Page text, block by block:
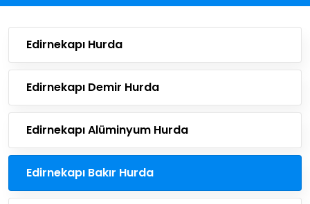
Edirnekapı Hurda
Edirnekapı Demir Hurda
Edirnekapı Alüminyum Hurda
Edirnekapı Bakır Hurda